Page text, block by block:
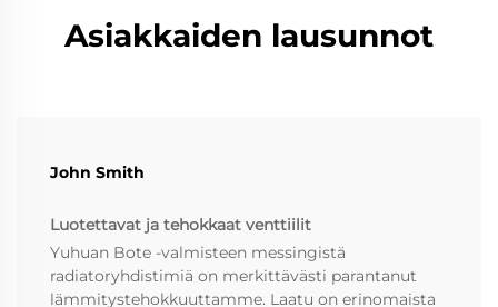
Asiakkaiden lausunnot
John Smith
Luotettavat ja tehokkaat venttiilit
Yuhuan Bote -valmisteen messingistä
radiatoryhdistimiä on merkittävästi parantanut
lämmitystehokkuuttamme. Laatu on erinomaista